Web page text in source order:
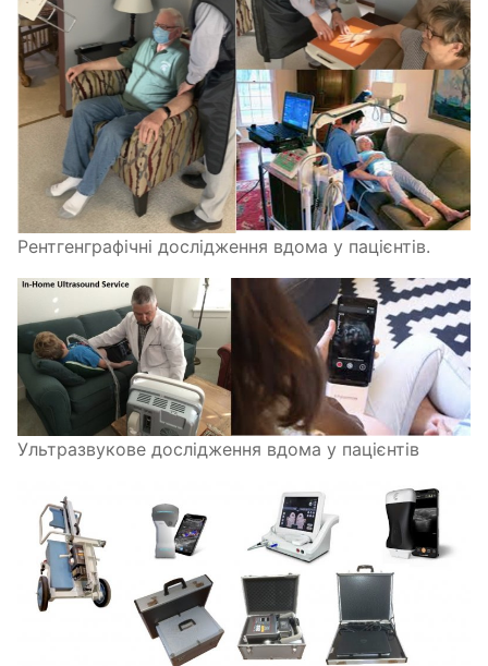
Рентгенграфічні дослідження вдома у пацієнтів.
Ультразвукове дослідження вдома у пацієнтів